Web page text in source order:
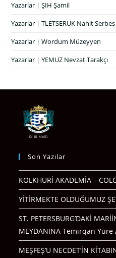
Yazarlar | ŞIH Şamil
Yazarlar | TLETSERUK Nahit Serbes
Yazarlar | Wordum Müzeyyen
Yazarlar | YEMUZ Nevzat Tarakçı
Son Yazılar
KOLKHURİ AKADEMİA –
YİTİRMEKTE OLDUĞUMUZ
ST. PETERSBURG’DAKİ
MEYDANINA Temirqan Yure
MEŞFEŞ’U NECDET’İN